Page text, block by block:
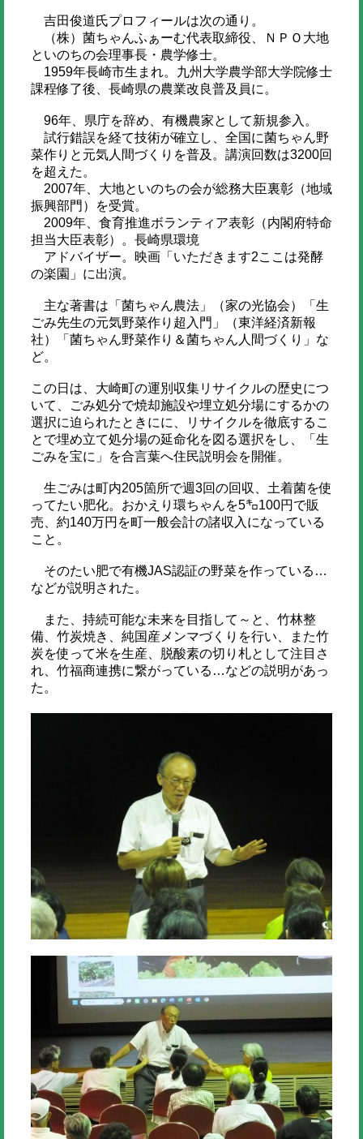
吉田俊道氏プロフィールは次の通り。
（株）菌ちゃんふぁーむ代表取締役、ＮＰＯ大地
といのちの会理事長・農学修士。
1959年長崎市生まれ。九州大学農学部大学院修士
課程修了後、長崎県の農業改良普及員に。
96年、県庁を辞め、有機農家として新規参入。
試行錯誤を経て技術が確立し、全国に菌ちゃん野
菜作りと元気人間づくりを普及。講演回数は3200回
を超えた。
2007年、大地といのちの会が総務大臣裏彰（地域
振興部門）を受賞。
2009年、食育推進ボランティア表彰（内閣府特命
担当大臣表彰）。長崎県環境
アドバイザー。映画「いただきます2ここは発酵
の楽園」に出演。
主な著書は「菌ちゃん農法」（家の光協会）「生
ごみ先生の元気野菜作り超入門」（東洋経済新報
社）「菌ちゃん野菜作り＆菌ちゃん人間づくり」な
ど。
この日は、大崎町の運別収集リサイクルの歴史につ
いて、ごみ処分で焼却施設や埋立処分場にするかの
選択に迫られたときにに、リサイクルを徹底するこ
とで埋め立て処分場の延命化を図る選択をし、「生
ごみを宝に」を合言葉へ住民説明会を開催。
生ごみは町内205箇所で週3回の回収、土着菌を使
ってたい肥化。おかえり環ちゃんを5㌔100円で販
売、約140万円を町一般会計の諸収入になっている
こと。
そのたい肥で有機JAS認証の野菜を作っている…
などが説明された。
また、持続可能な未来を目指して～と、竹林整
備、竹炭焼き、純国産メンマづくりを行い、また竹
炭を使って米を生産、脱酸素の切り札として注目さ
れ、竹福商連携に繋がっている…などの説明があっ
た。